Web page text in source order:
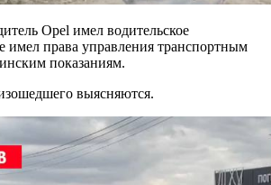
Opel имел водительское
имел права управления транспортным
показаниям.
выясняются.